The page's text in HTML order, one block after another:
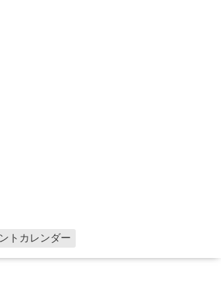
トカレンダー